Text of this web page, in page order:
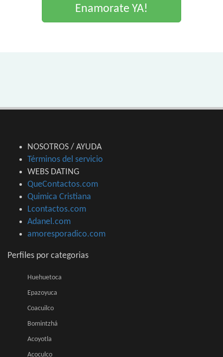
Enamorate YA!
NOSOTROS / AYUDA
Términos del servicio
WEBS DATING
QueContactos.com
Quimica Cristiana
Lcontactos.com
Adanel.com
amoresporadico.com
Perfiles por categorias
Huehuetoca
Epazoyuca
Coacuilco
Bomintzhá
Acoyotla
Acoculco